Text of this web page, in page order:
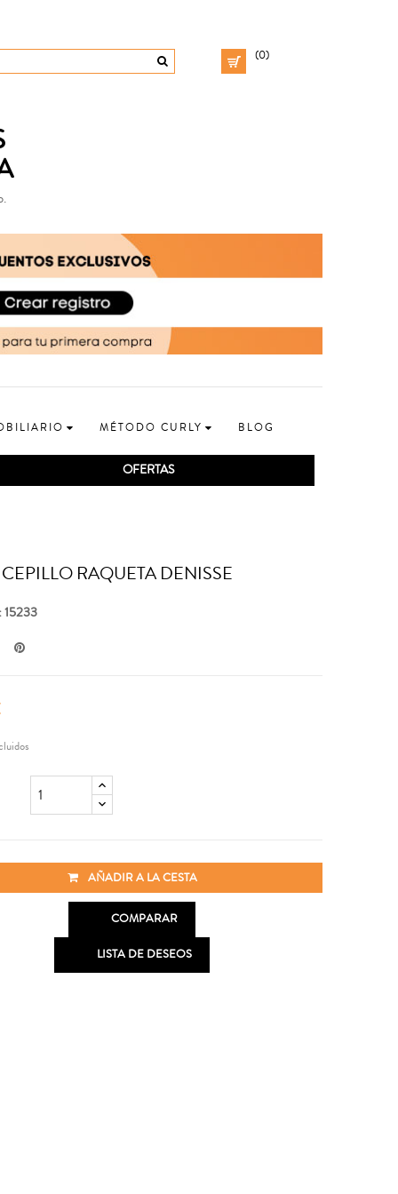
(0)
MÉTODO CURLY BLOG
OFERTAS
RAQUETA DENISSE
15233
AÑADIR A LA CESTA
COMPARAR
LISTA DE DESEOS